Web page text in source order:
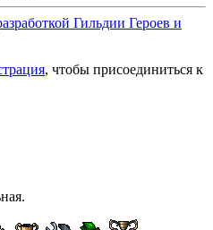
Гильдии Героев и
, чтобы присоединиться к